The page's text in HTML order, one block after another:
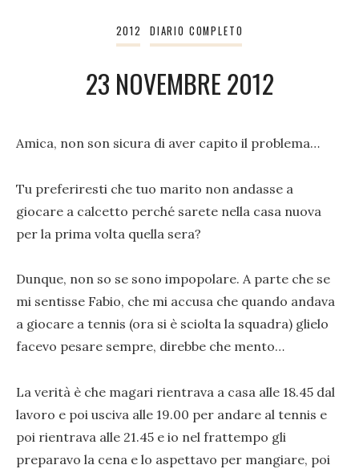
2012 DIARIO COMPLETO
23 NOVEMBRE 2012
Amica, non son sicura di aver capito il problema…
Tu preferiresti che tuo marito non andasse a
giocare a calcetto perché sarete nella casa nuova
per la prima volta quella sera?
Dunque, non so se sono impopolare. A parte che se
mi sentisse Fabio, che mi accusa che quando andava
a giocare a tennis (ora si è sciolta la squadra) glielo
facevo pesare sempre, direbbe che mento…
La verità è che magari rientrava a casa alle 18.45 dal
lavoro e poi usciva alle 19.00 per andare al tennis e
poi rientrava alle 21.45 e io nel frattempo gli
preparavo la cena e lo aspettavo per mangiare, poi